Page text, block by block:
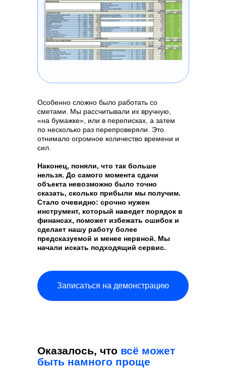
Особенно сложно было работать со
сметами. Мы рассчитывали их вручную,
«на бумажке», или в переписках, а затем
по несколько раз перепроверяли. Это
отнимало огромное количество времени и
сил.
Наконец, поняли, что так больше
нельзя. До самого момента сдачи
объекта невозможно было точно
сказать, сколько прибыли мы получим.
Стало очевидно: срочно нужен
инструмент, который наведет порядок в
финансах, поможет избежать ошибок и
сделает нашу работу более
предсказуемой и менее нервной. Мы
начали искать подходящий сервис.
Записаться на демонстрацию
Оказалось, что всё может
быть намного проще